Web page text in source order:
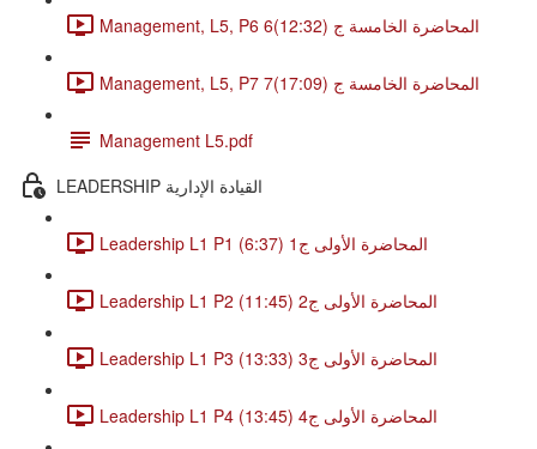
Management, L5, P6 6المحاضرة الخامسة ج (12:32)
Management, L5, P7 7المحاضرة الخامسة ج (17:09)
Management L5.pdf
LEADERSHIP القيادة الإدارية
Leadership L1 P1 المحاضرة الأولى ج1 (6:37)
Leadership L1 P2 المحاضرة الأولى ج2 (11:45)
Leadership L1 P3 المحاضرة الأولى ج3 (13:33)
Leadership L1 P4 المحاضرة الأولى ج4 (13:45)